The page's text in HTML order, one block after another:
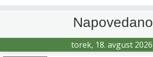
Napovedano
torek, 18. avgust 2026